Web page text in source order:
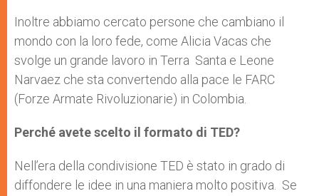
Inoltre abbiamo cercato persone che cambiano il
mondo con la loro fede, come Alicia Vacas che
svolge un grande lavoro in Terra Santa e Leone
Narvaez che sta convertendo alla pace le FARC
(Forze Armate Rivoluzionarie) in Colombia.
Perché avete scelto il formato di TED?
Nell’era della condivisione TED è stato in grado di
diffondere le idee in una maniera molto positiva. Se